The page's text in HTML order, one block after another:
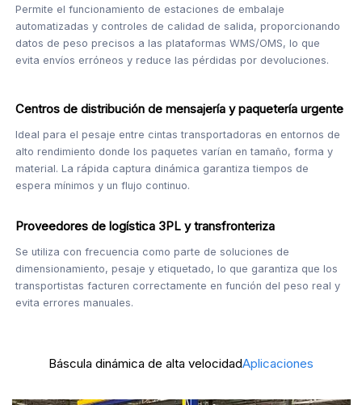
Permite el funcionamiento de estaciones de embalaje
automatizadas y controles de calidad de salida, proporcionando
datos de peso precisos a las plataformas WMS/OMS, lo que
evita envíos erróneos y reduce las pérdidas por devoluciones.
Centros de distribución de mensajería y paquetería urgente
Ideal para el pesaje entre cintas transportadoras en entornos de
alto rendimiento donde los paquetes varían en tamaño, forma y
material. La rápida captura dinámica garantiza tiempos de
espera mínimos y un flujo continuo.
Proveedores de logística 3PL y transfronteriza
Se utiliza con frecuencia como parte de soluciones de
dimensionamiento, pesaje y etiquetado, lo que garantiza que los
transportistas facturen correctamente en función del peso real y
evita errores manuales.
Báscula dinámica de alta velocidadAplicaciones